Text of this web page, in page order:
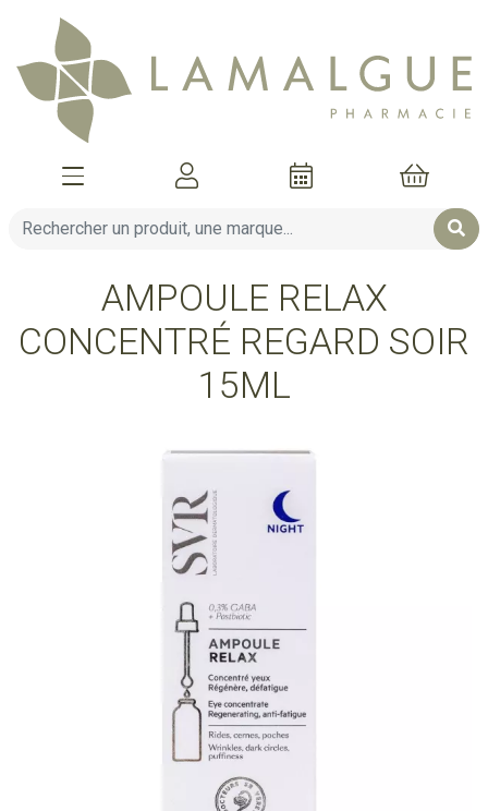
Afficher la navigation
Mon
AMPOULE RELAX
CONCENTRÉ REGARD SOIR
15ML